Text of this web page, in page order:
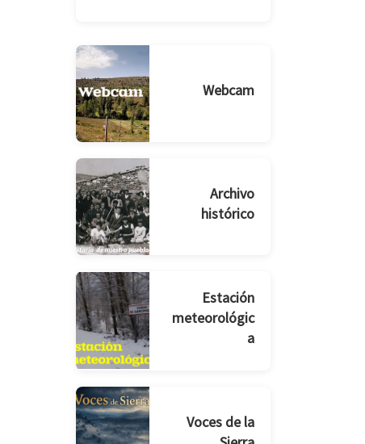
Webcam
Archivo
histórico
Estación
meteorológic
a
Voces de la